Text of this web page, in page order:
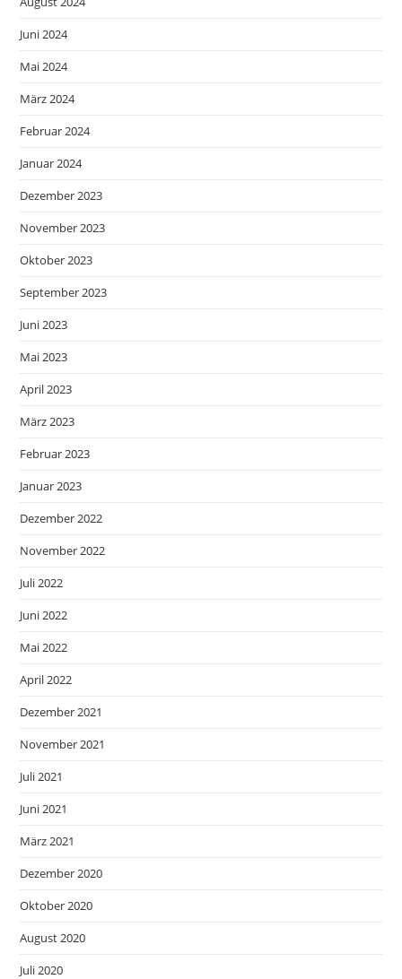
Juni 2024
Mai 2024
März 2024
Februar 2024
Januar 2024
Dezember 2023
November 2023
Oktober 2023
September 2023
Juni 2023
Mai 2023
April 2023
März 2023
Februar 2023
Januar 2023
Dezember 2022
November 2022
Juli 2022
Juni 2022
Mai 2022
April 2022
Dezember 2021
November 2021
Juli 2021
Juni 2021
März 2021
Dezember 2020
Oktober 2020
August 2020
Juli 2020